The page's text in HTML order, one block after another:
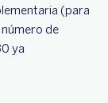
(para
de
ya